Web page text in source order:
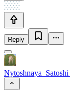
Reply
Nytoshnaya_Satoshi